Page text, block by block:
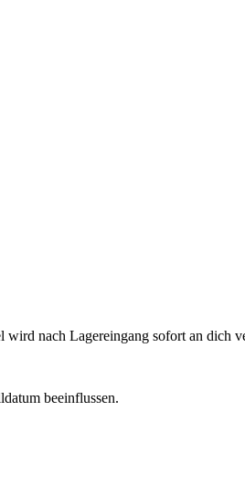
nach Lagereingang sofort an dich
beeinflussen.